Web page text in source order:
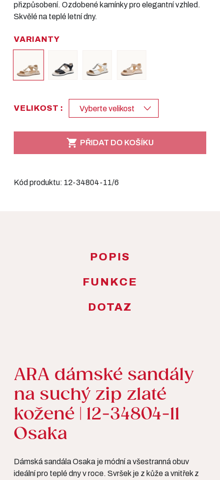
přizpůsobení. Ozdobené kamínky pro elegantní vzhled.
Skvělé na teplé letní dny.
VARIANTY
VELIKOST : Vyberte velikost
 PŘIDAT DO KOŠÍKU
Kód produktu: 12-34804-11/6
POPIS
FUNKCE
DOTAZ
ARA dámské sandály
na suchý zip zlaté
kožené | 12-34804-11
Osaka
Dámská sandála Osaka je módní a všestranná obuv
ideální pro teplé dny v roce. Svršek je z kůže a vnitřek z